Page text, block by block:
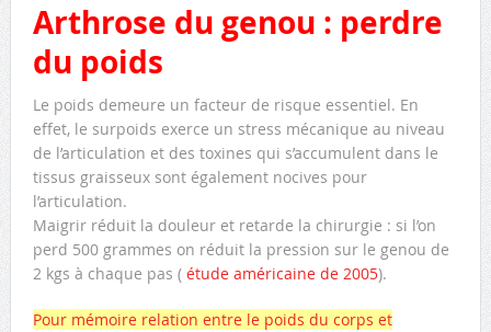
Arthrose du genou : perdre
du poids
Le poids demeure un facteur de risque essentiel. En
effet, le surpoids exerce un stress mécanique au niveau
de l’articulation et des toxines qui s’accumulent dans le
tissus graisseux sont également nocives pour
l’articulation.
Maigrir réduit la douleur et retarde la chirurgie : si l’on
perd 500 grammes on réduit la pression sur le genou de
2 kgs à chaque pas ( étude américaine de 2005).
Pour mémoire relation entre le poids du corps et